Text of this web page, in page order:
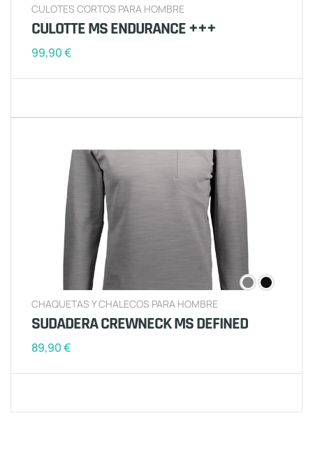
CULOTES CORTOS PARA HOMBRE
CULOTTE MS ENDURANCE +++
99,90€
CHAQUETAS Y CHALECOS PARA HOMBRE
SUDADERA CREWNECK MS DEFINED
89,90€